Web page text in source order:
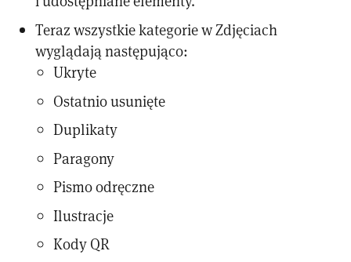
Teraz wszystkie kategorie w Zdjęciach
wyglądają następująco:
Ukryte
Ostatnio usunięte
Duplikaty
Paragony
Pismo odręczne
Ilustracje
Kody QR